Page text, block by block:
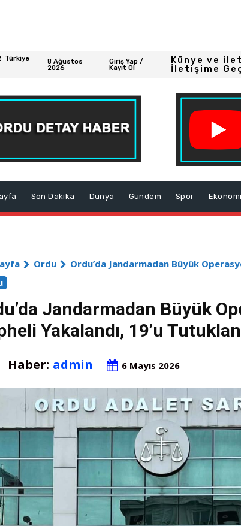
Türkiye
8 Ağustos
2026
Giriş Yap /
Kayıt Ol
Künye ve
İletişime
Son Dakika Dünya Gündem Spor Ekonomi
Ordu
Ordu’da Jandarmadan Büyük
Jandarmadan Büyük
Yakalandı, 19’u
Haber: admin 6 Mayıs 2026